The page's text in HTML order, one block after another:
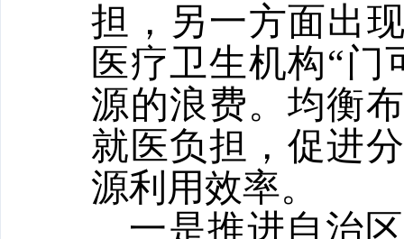
担，另一方面出
医疗卫生机构“
源的浪费。均衡
就医负担，促进
源利用效率。
一是推进自治